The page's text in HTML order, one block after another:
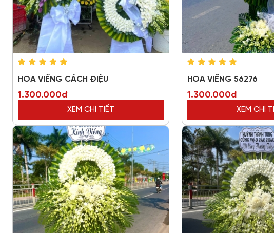
HOA VIẾNG CÁCH ĐIỆU
1.300.000đ
XEM CHI TIẾT
HOA VIẾNG 56276
1.300.000đ
XEM CHI